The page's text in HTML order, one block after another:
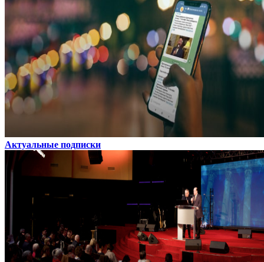
Актуальные подписки